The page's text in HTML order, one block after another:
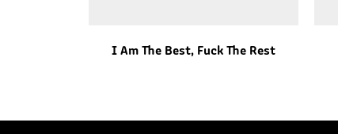
I Am The Best, Fuck The Rest